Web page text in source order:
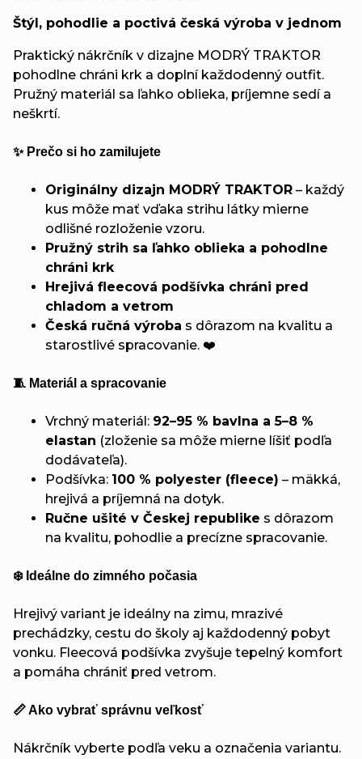
Štýl, pohodlie a poctivá česká výroba v jednom
Praktický nákrčník v dizajne MODRÝ TRAKTOR
pohodlne chráni krk a doplní každodenný outfit.
Pružný materiál sa ľahko oblieka, príjemne sedí a
neškrtí.
✨ Prečo si ho zamilujete
Originálny dizajn MODRÝ TRAKTOR – každý
kus môže mať vďaka strihu látky mierne
odlišné rozloženie vzoru.
Pružný strih sa ľahko oblieka a pohodlne
chráni krk
Hrejivá fleecová podšívka chráni pred
chladom a vetrom
Česká ručná výroba s dôrazom na kvalitu a
starostlivé spracovanie. ❤️
🧵 Materiál a spracovanie
Vrchný materiál: 92–95 % bavlna a 5–8 %
elastan (zloženie sa môže mierne líšiť podľa
dodávateľa).
Podšívka: 100 % polyester (fleece) – mäkká,
hrejivá a príjemná na dotyk.
Ručne ušité v Českej republike s dôrazom
na kvalitu, pohodlie a precízne spracovanie.
❄️ Ideálne do zimného počasia
Hrejivý variant je ideálny na zimu, mrazivé
prechádzky, cestu do školy aj každodenný pobyt
vonku. Fleecová podšívka zvyšuje tepelný komfort
a pomáha chrániť pred vetrom.
📏 Ako vybrať správnu veľkosť
Nákrčník vyberte podľa veku a označenia variantu.